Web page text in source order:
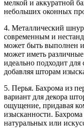
мелкой и аккуратной
небольших оконных
4. Металлический
современным и
может быть выполнен
может иметь
идеально подходит
добавляя шторам
5. Перья. Бахрома из
вариант для декора
ощущение, придавая
изысканности.
натуральных или